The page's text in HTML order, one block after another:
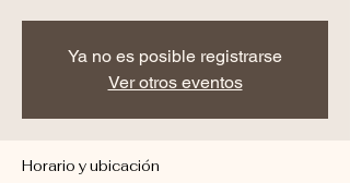
Ya no es posible registrarse
Ver otros eventos
Horario y ubicación